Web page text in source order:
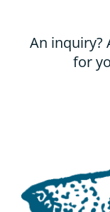
An inquiry?
for